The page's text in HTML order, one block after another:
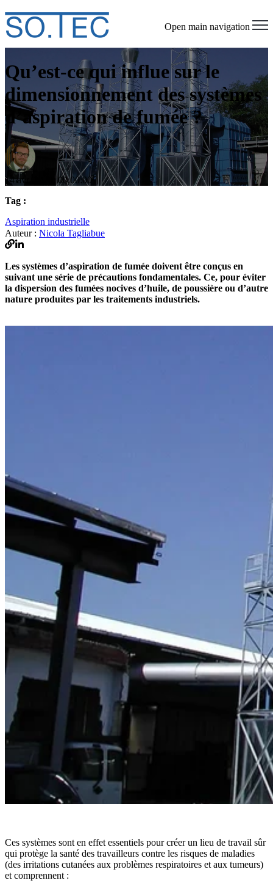
Open main navigation
Qu’est-ce qui influe sur le
dimensionnement des systèmes
d’aspiration de fumée ?
14 avr. 2020, 00:00:00
Tag :
Aspiration industrielle
Auteur : Nicola Tagliabue
Les systèmes d’aspiration de fumée doivent être conçus en
suivant une série de précautions fondamentales. Ce, pour éviter
la dispersion des fumées nocives d’huile, de poussière ou d’autre
nature produites par les traitements industriels.
Ces systèmes sont en effet essentiels pour créer un lieu de travail sûr
qui protège la santé des travailleurs contre les risques de maladies
(des irritations cutanées aux problèmes respiratoires et aux tumeurs)
et comprennent :